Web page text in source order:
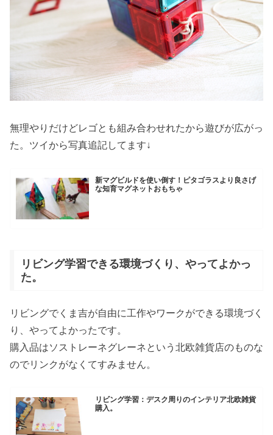
無理やりだけどレゴとも組み合わせれたから遊びが広がっ
た。ツイから写真追記してます↓
新マグビルドを使い倒す！ピタゴラスより良さげ
な知育マグネットおもちゃ
リビング学習できる環境づくり、やってよかっ
た。
リビングでくま吉が自由に工作やワークができる環境づく
り、やってよかったです。
購入品はソストレーネグレーネという北欧雑貨店のものな
のでリンクがなくてすみません。
リビング学習：デスク周りのインテリア北欧雑貨
購入。